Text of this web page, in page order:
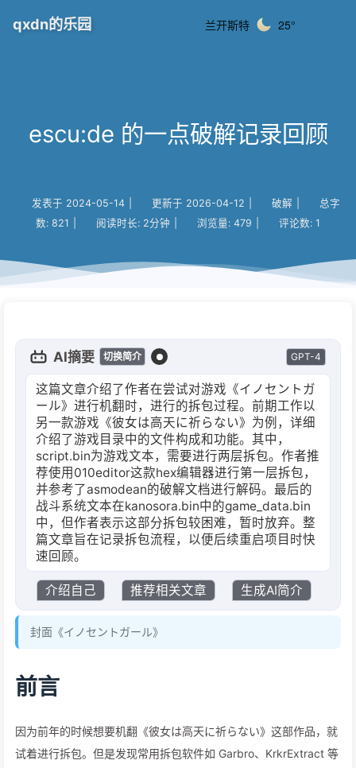
qxdn的乐园 兰开斯特 25°
escu:de 的一点破解记录回顾
发表于 2024-05-14 更新于 2026-04-12 破解
总字
数: 821 阅读时长: 2分钟 浏览量: 479 评论数: 1
AI摘要 切换简介 GPT-4
这篇文章介绍了作者在尝试对游戏《イノセントガ
ール》进行机翻时，进行的拆包过程。前期工作以
另一款游戏《彼女は高天に祈らない》为例，详细
介绍了游戏目录中的文件构成和功能。其中，
script.bin为游戏文本，需要进行两层拆包。作者推
荐使用010editor这款hex编辑器进行第一层拆包，
并参考了asmodean的破解文档进行解码。最后的
战斗系统文本在kanosora.bin中的game_data.bin
中，但作者表示这部分拆包较困难，暂时放弃。整
篇文章旨在记录拆包流程，以便后续重启项目时快
速回顾。
介绍自己 推荐相关文章 生成AI简介
封面《イノセントガール》
前言
因为前年的时候想要机翻《彼女は高天に祈らない》这部作品，就
试着进行拆包。但是发现常用拆包软件如 Garbro、KrkrExtract 等